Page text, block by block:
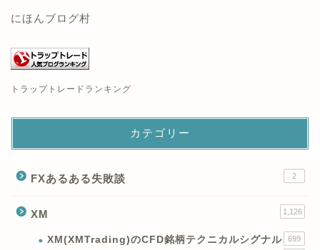
にほんブログ村
トラップトレードランキング
カテゴリー
FXあるある失敗談 2
XM 1,126
XM(XMTrading)のCFD銘柄テクニカルシグナル 699